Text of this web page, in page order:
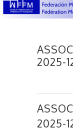
2025-
2025-